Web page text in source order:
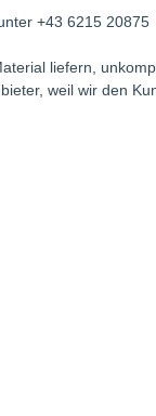
+43 6215
liefern,
weil wir den